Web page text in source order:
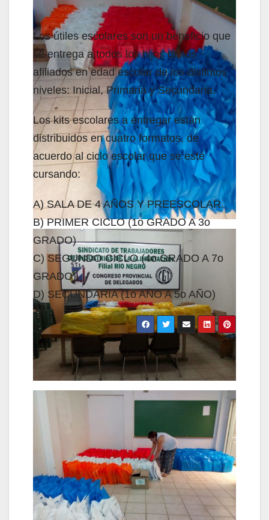
Los útiles escolares son un beneficio que
se entrega a todos los hijos de los
afiliados en edad escolar de los distintos
niveles: Inicial, Primaria y Secundaria.
Los kits escolares a entregar están
distribuidos en cuatro formatos, de
acuerdo al ciclo escolar que se esté
cursando:
A) SALA DE 4 AÑOS Y PREESCOLAR.
B) PRIMER CICLO (1o GRADO A 3o
GRADO)
C) SEGUNDO CICLO (4o GRADO A 7o
GRADO)
D) SECUNDARIA (1o AÑO A 5o AÑO)
Navegación
de
entradas